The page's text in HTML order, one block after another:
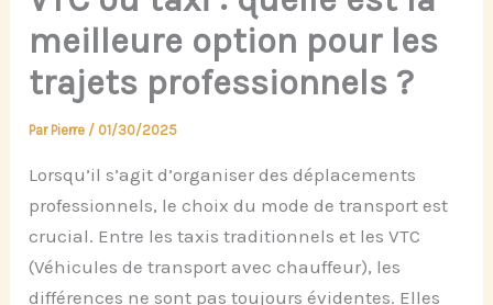
meilleure option pour les
trajets professionnels ?
Par Pierre / 01/30/2025
Lorsqu’il s’agit d’organiser des déplacements
professionnels, le choix du mode de transport est
crucial. Entre les taxis traditionnels et les VTC
(Véhicules de transport avec chauffeur), les
différences ne sont pas toujours évidentes. Elles